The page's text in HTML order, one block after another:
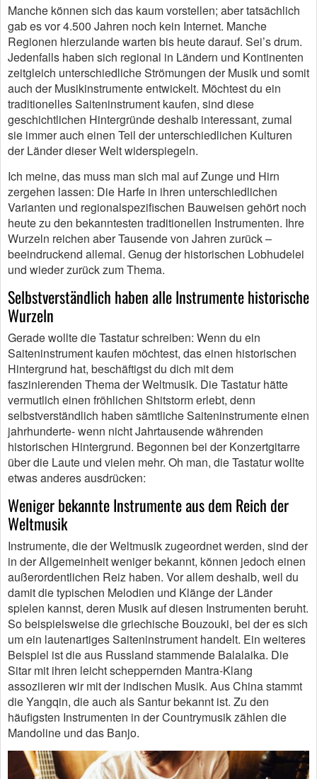
Manche können sich das kaum vorstellen; aber tatsächlich
gab es vor 4.500 Jahren noch kein Internet. Manche
Regionen hierzulande warten bis heute darauf. Sei’s drum.
Jedenfalls haben sich regional in Ländern und Kontinenten
zeitgleich unterschiedliche Strömungen der Musik und somit
auch der Musikinstrumente entwickelt. Möchtest du ein
traditionelles Saiteninstrument kaufen, sind diese
geschichtlichen Hintergründe deshalb interessant, zumal
sie immer auch einen Teil der unterschiedlichen Kulturen
der Länder dieser Welt widerspiegeln.
Ich meine, das muss man sich mal auf Zunge und Hirn
zergehen lassen: Die Harfe in ihren unterschiedlichen
Varianten und regionalspezifischen Bauweisen gehört noch
heute zu den bekanntesten traditionellen Instrumenten. Ihre
Wurzeln reichen aber Tausende von Jahren zurück –
beeindruckend allemal. Genug der historischen Lobhudelei
und wieder zurück zum Thema.
Selbstverständlich haben alle Instrumente historische
Wurzeln
Gerade wollte die Tastatur schreiben: Wenn du ein
Saiteninstrument kaufen möchtest, das einen historischen
Hintergrund hat, beschäftigst du dich mit dem
faszinierenden Thema der Weltmusik. Die Tastatur hätte
vermutlich einen fröhlichen Shitstorm erlebt, denn
selbstverständlich haben sämtliche Saiteninstrumente einen
jahrhunderte- wenn nicht Jahrtausende währenden
historischen Hintergrund. Begonnen bei der Konzertgitarre
über die Laute und vielen mehr. Oh man, die Tastatur wollte
etwas anderes ausdrücken:
Weniger bekannte Instrumente aus dem Reich der
Weltmusik
Instrumente, die der Weltmusik zugeordnet werden, sind der
in der Allgemeinheit weniger bekannt, können jedoch einen
außerordentlichen Reiz haben. Vor allem deshalb, weil du
damit die typischen Melodien und Klänge der Länder
spielen kannst, deren Musik auf diesen Instrumenten beruht.
So beispielsweise die griechische Bouzouki, bei der es sich
um ein lautenartiges Saiteninstrument handelt. Ein weiteres
Beispiel ist die aus Russland stammende Balalaika. Die
Sitar mit ihren leicht scheppernden Mantra-Klang
assoziieren wir mit der indischen Musik. Aus China stammt
die Yangqin, die auch als Santur bekannt ist. Zu den
häufigsten Instrumenten in der Countrymusik zählen die
Mandoline und das Banjo.